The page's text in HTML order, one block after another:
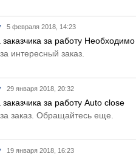
5 февраля 2018, 14:23
за работу
интересный заказ.
29 января 2018, 20:32
за работу Auto close
заказ. Обращайтесь еще.
19 января 2018, 16:23